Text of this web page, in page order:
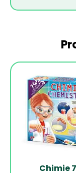
-29%
Chimie